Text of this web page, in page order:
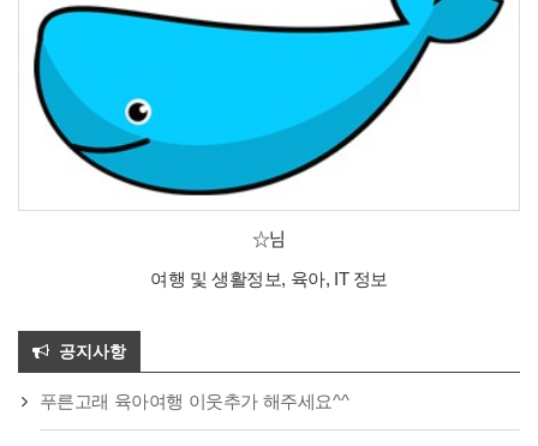
☆님
여행 및 생활정보, 육아, IT 정보
공지사항
푸른고래 육아여행 이웃추가 해주세요^^